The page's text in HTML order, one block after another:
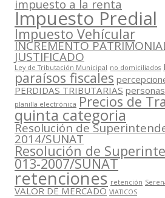
impuesto a la renta
Impuesto Predial
Impuesto Vehícular
INCREMENTO
JUSTIFICADO
Ley de Tributación Municipal no domiciliados
paraísos fiscales
PERDIDAS TRIBUTARIAS
planilla electrónica Precios de
quinta categoria
Resolución de
2014/SUNAT
Resolución de
013-2007/SUNAT
retenciones retención
VALOR DE MERCADO VIATICOS